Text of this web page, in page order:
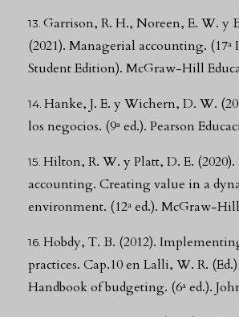
Garrison, R. H., Noreen, E. W. y
(2021). Managerial accounting.
Student Edition). McGraw-Hill
Hanke, J. E. y Wichern, D. W.
los negocios. (9ª ed.). Pearson
Hilton, R. W. y Platt, D. E.
accounting. Creating value in a
environment. (12ª ed.). McGraw-
Hobdy, T. B. (2012).
practices. Cap.10 en Lalli, W. R.
Handbook of budgeting. (6ª ed.).